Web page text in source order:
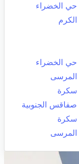
حي الخضراء
الكرم
حي الخضراء
المرسى
سكرة
صفاقس الجنوبية
سكرة
المرسى